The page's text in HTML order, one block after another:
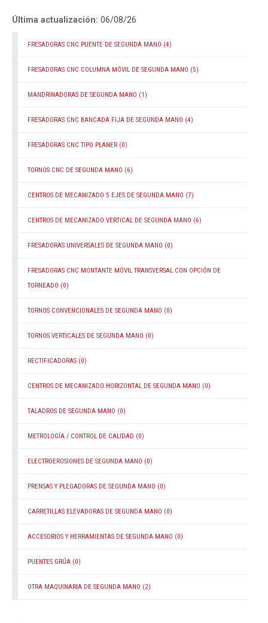
Última actualización: 06/08/26
FRESADORAS CNC PUENTE DE SEGUNDA MANO (4)
FRESADORAS CNC COLUMNA MÓVIL DE SEGUNDA MANO (5)
MANDRINADORAS DE SEGUNDA MANO (1)
FRESADORAS CNC BANCADA FIJA DE SEGUNDA MANO (4)
FRESADORAS CNC TIPO PLANER (0)
TORNOS CNC DE SEGUNDA MANO (6)
CENTROS DE MECANIZADO 5 EJES DE SEGUNDA MANO (7)
CENTROS DE MECANIZADO VERTICAL DE SEGUNDA MANO (6)
FRESADORAS UNIVERSALES DE SEGUNDA MANO (0)
FRESADORAS CNC MONTANTE MÓVIL TRANSVERSAL CON OPCIÓN DE
TORNEADO (0)
TORNOS CONVENCIONALES DE SEGUNDA MANO (0)
TORNOS VERTICALES DE SEGUNDA MANO (0)
RECTIFICADORAS (0)
CENTROS DE MECANIZADO HORIZONTAL DE SEGUNDA MANO (0)
TALADROS DE SEGUNDA MANO (0)
METROLOGÍA / CONTROL DE CALIDAD (0)
ELECTROEROSIONES DE SEGUNDA MANO (0)
PRENSAS Y PLEGADORAS DE SEGUNDA MANO (0)
CARRETILLAS ELEVADORAS DE SEGUNDA MANO (0)
ACCESORIOS Y HERRAMIENTAS DE SEGUNDA MANO (0)
PUENTES GRÚA (0)
OTRA MAQUINARIA DE SEGUNDA MANO (2)